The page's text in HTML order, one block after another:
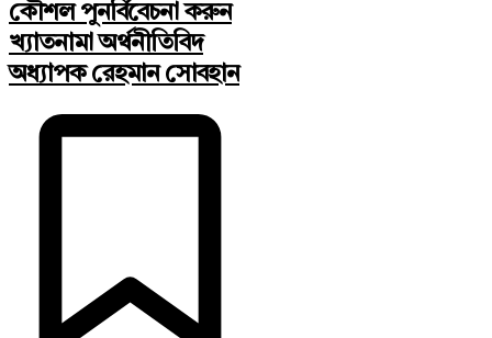
কৌশল পুনর্বিবেচনা করুন
খ্যাতনামা অর্থনীতিবিদ
অধ্যাপক রেহমান সোবহান